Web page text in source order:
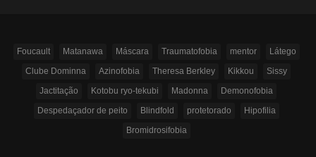
Foucault Matanawa Máscara Traumatofobia mentor
Látego
Clube Dominna
Azinofobia Theresa Berkley Kikkou
Sissy
Jactitação
Kotobu ryo-tekubi Madonna
Demonofobia
Despedaçador de peito
Blindfold protetorado
Hipofilia
Bromidrosifobia